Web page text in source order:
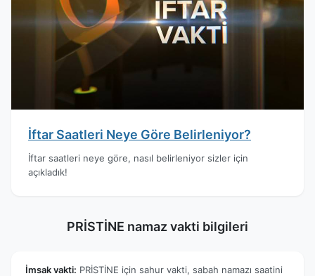
İftar Saatleri Neye Göre Belirleniyor?
İftar saatleri neye göre, nasıl belirleniyor sizler için
açıkladık!
PRİSTİNE namaz vakti bilgileri
İmsak vakti: PRİSTİNE için sahur vakti, sabah namazı saatini